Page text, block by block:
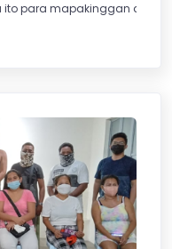
ito para mapakinggan ang